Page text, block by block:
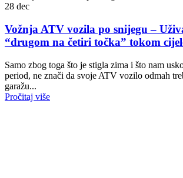
28 dec
Vožnja ATV vozila po snijegu –
“drugom na četiri točka” tokom
Samo zbog toga što je stigla zima i što nam
period, ne znači da svoje ATV vozilo odmah
garažu...
Pročitaj više